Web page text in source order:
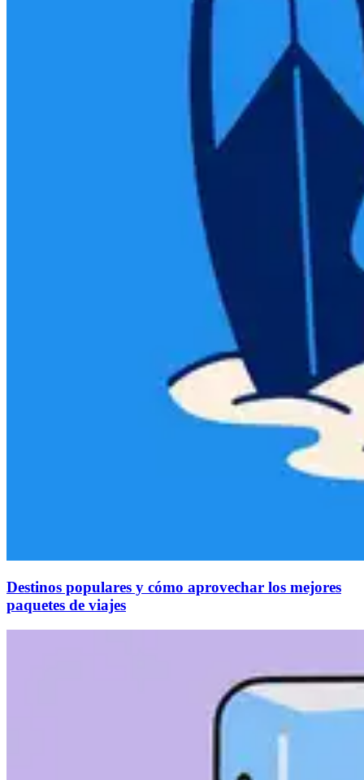
Destinos populares y cómo aprovechar los mejores
paquetes de viajes